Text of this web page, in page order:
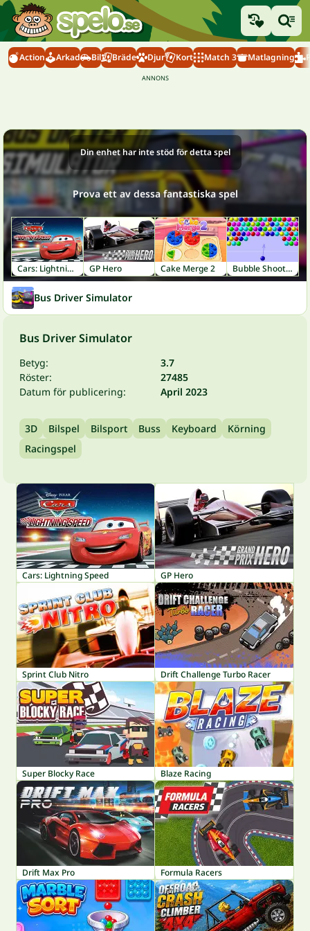
Action Arkad Bil Bräde Djur Kort Match 3 Matlagning
Din enhet har inte stöd för detta spel
Prova ett av dessa fantastiska spel
Cars: Lightning Speed GP Hero Cake Merge 2 Bubble Shooter
Bus Driver Simulator
Bus Driver Simulator
Betyg:
3.7
Röster:
27485
Datum för publicering:
April 2023
3D Bilspel Bilsport Buss Keyboard
Körning
Racingspel
Cars: Lightning Speed GP Hero
Sprint Club Nitro Drift Challenge Turbo Racer
Super Blocky Race Blaze Racing
Drift Max Pro Formula Racers